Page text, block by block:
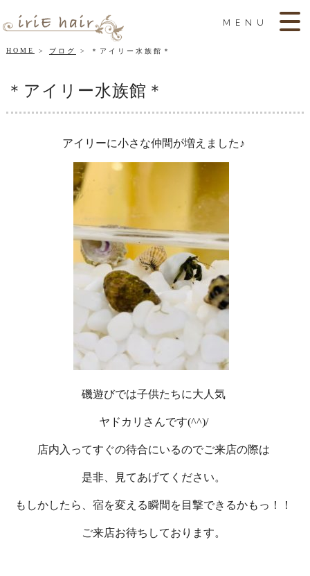
MENU
HOME ブログ ＊アイリー水族館＊
＊アイリー水族館＊
アイリーに小さな仲間が増えました♪
磯遊びでは子供たちに大人気
ヤドカリさんです(^^)/
店内入ってすぐの待合にいるのでご来店の際は
是非、見てあげてください。
もしかしたら、宿を変える瞬間を目撃できるかもっ！！
ご来店お待ちしております。